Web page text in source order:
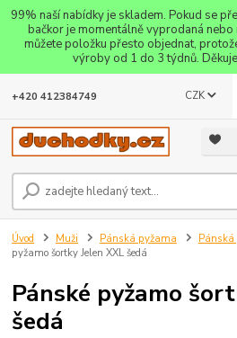
99% naší nabídky je skladem. Pokud se
bačkor je momentálně vyprodaná nebo
můžete položku přesto objednat,
výroby od 1 do 3 týdnů.
CZK
+420 412384749
Úvod Muži Pánská pyžama
pyžamo šortky Jelen XXL šedá
Pánské pyžamo
šedá